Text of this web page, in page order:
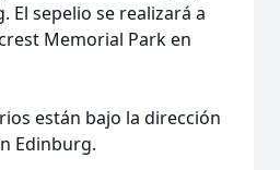
El sepelio se realizará a
Memorial Park en
están bajo la dirección
Edinburg.